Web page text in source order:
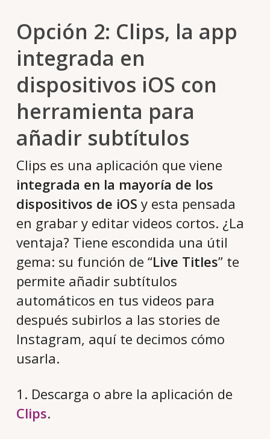
Opción 2: Clips, la app
integrada en
dispositivos iOS con
herramienta para
añadir subtítulos
Clips es una aplicación que viene
integrada en la mayoría de los
dispositivos de iOS y esta pensada
en grabar y editar videos cortos. ¿La
ventaja? Tiene escondida una útil
gema: su función de “Live Titles” te
permite añadir subtítulos
automáticos en tus videos para
después subirlos a las stories de
Instagram, aquí te decimos cómo
usarla.
1. Descarga o abre la aplicación de
Clips.